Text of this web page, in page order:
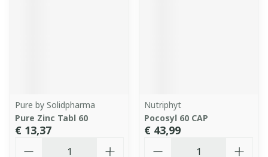
Pure by Solidpharma
Pure Zinc Tabl 60
€ 13,37
Nutriphyt
Pocosyl 60 CAP
€ 43,99